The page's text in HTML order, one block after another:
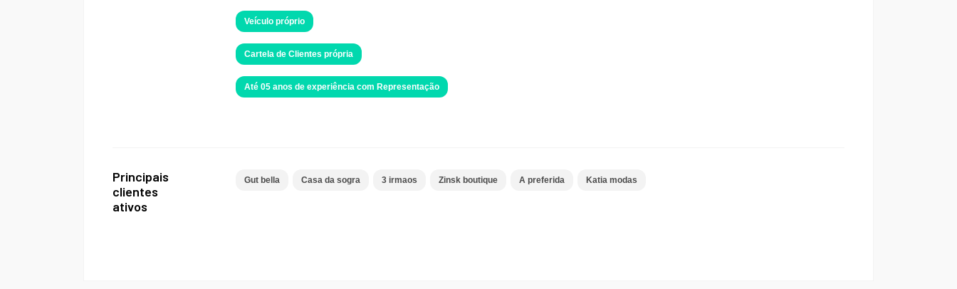
Veículo próprio
Cartela de Clientes própria
Até 05 anos de experiência com Representação
Principais
clientes
ativos
Gut bella Casa da sogra 3 irmaos Zinsk boutique A preferida Katia modas